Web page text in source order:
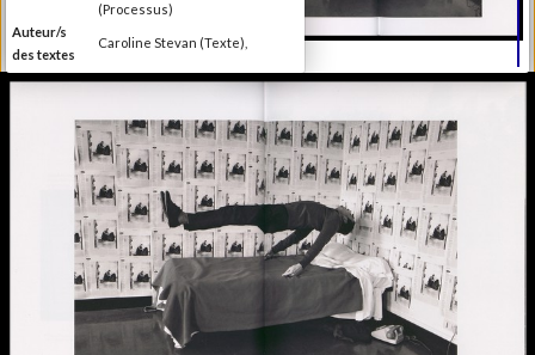
(Processus)
Auteur/s
des textes
Caroline Stevan (Texte),
Editeur
Musée de l'Elysée
2014
Compétitions, festival, prix
Broché
Information
Couleur, Noir & Blanc
Nombre de
1 vol. (non paginé)